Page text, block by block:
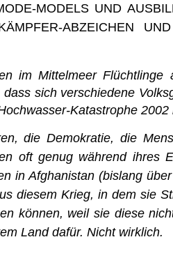
MODELS UND
ABZEICHEN
im Mittelmeer
sich verschiedene
Katastrophe
die Demokratie, die
oft genug während ihres
in Afghanistan (bislang
diesem Krieg, in dem sie
können, weil sie diese
Land dafür. Nicht wirklich.